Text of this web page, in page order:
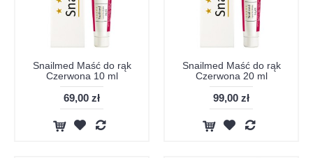
Snailmed Maść do rąk
Czerwona 10 ml
69,00 zł
Snailmed Maść do rąk
Czerwona 20 ml
99,00 zł